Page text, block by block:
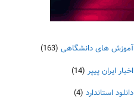
آموزش های دانشگاهی (163)
اخبار ایران پیپر (14)
دانلود استاندارد (4)